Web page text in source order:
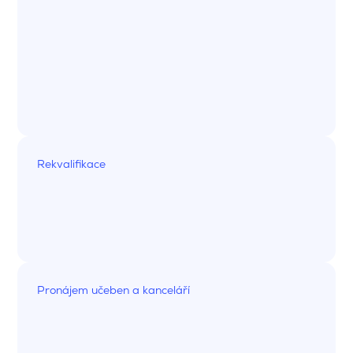
Rekvalifikace
Pronájem učeben a kanceláří